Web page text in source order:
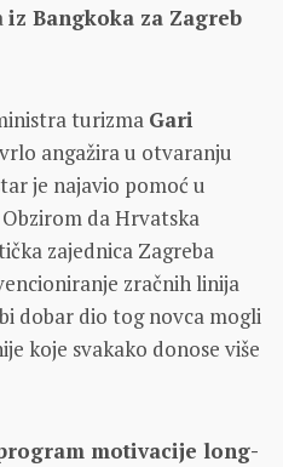
iz Bangkoka za Zagreb
turizma Gari
angažira u otvaranju
je najavio pomoć u
da Hrvatska
zajednica Zagreba
zračnih linija
dobar dio tog novca mogli
koje svakako donose više
motivacije long-